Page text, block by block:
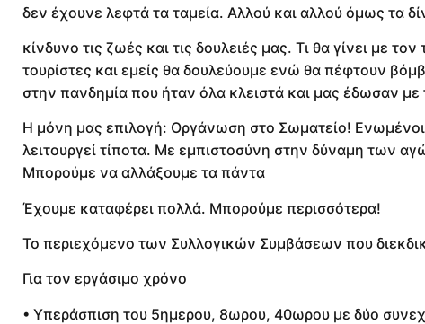
δεν έχουνε λεφτά τα ταμεία. Αλλού και αλλού όμως τα
κίνδυνο τις ζωές και τις δουλειές μας. Τι θα γίνει με
τουρίστες και εμείς θα δουλεύουμε ενώ θα πέφτουν
στην πανδημία που ήταν όλα κλειστά και μας έδωσαν με
Η μόνη μας επιλογή: Οργάνωση στο Σωματείο!
λειτουργεί τίποτα. Με εμπιστοσύνη στην δύναμη των
Μπορούμε να αλλάξουμε τα πάντα
Έχουμε καταφέρει πολλά. Μπορούμε περισσότερα!
Το περιεχόμενο των Συλλογικών Συμβάσεων που
Για τον εργάσιμο χρόνο
• Υπεράσπιση του 5ημερου, 8ωρου, 40ωρου με δύο